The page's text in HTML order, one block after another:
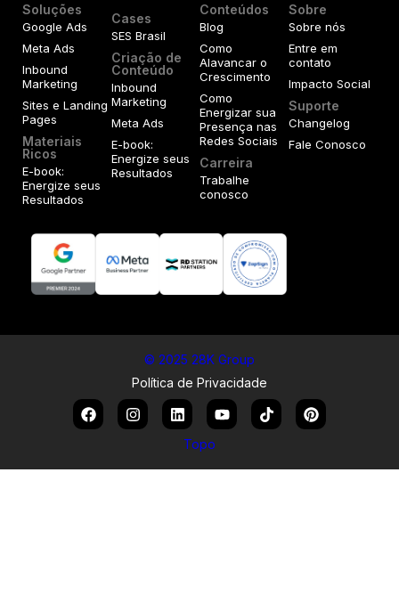
Soluções
Google Ads
Meta Ads
Inbound
Marketing
Sites e Landing
Pages
Materiais
Ricos
E-book:
Energize seus
Resultados
Cases
SES Brasil
Criação de
Conteúdo
Inbound
Marketing
Meta Ads
E-book:
Energize seus
Resultados
Conteúdos
Blog
Como
Alavancar o
Crescimento
Como
Energizar sua
Presença nas
Redes Sociais
Carreira
Trabalhe
conosco
Sobre
Sobre nós
Entre em
contato
Impacto Social
Suporte
Changelog
Fale Conosco
© 2025 28K Group
Política de Privacidade
Topo